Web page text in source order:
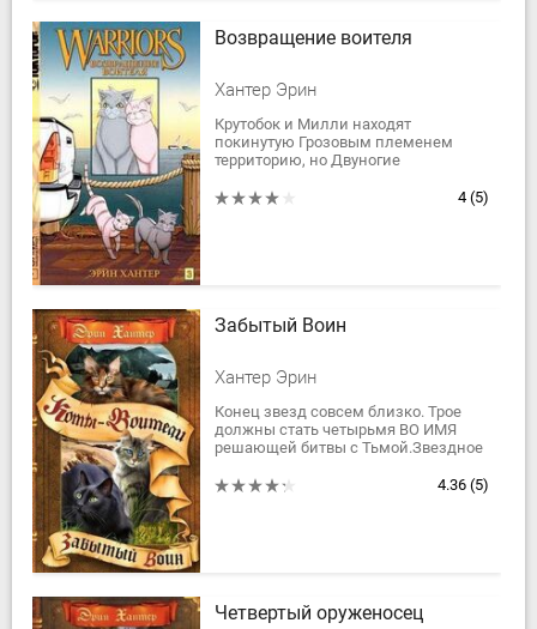
Возвращение воителя
Хантер Эрин
Крутобок и Милли находят
покинутую Грозовым племенем
территорию, но Двуногие
глашатай опасается, что его
4 (5)
Забытый Воин
Хантер Эрин
Конец звезд совсем близко. Трое
должны стать четырьмя ВО ИМЯ
решающей битвы с Тьмой.Звездное
сеет тревогу и раздоры среди их4.36 (5)
Четвертый оруженосец